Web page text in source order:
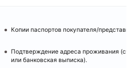
Копии паспортов покупателя/
Подтверждение адреса проживания (счет
или банковская выписка).